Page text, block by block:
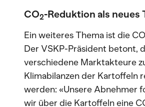
CO2-Reduktion als neues
Ein weiteres Thema ist die CO
Der VSKP-Präsident betont,
verschiedene Marktakteure
Klimabilanzen der Kartoffeln
werden: «Unsere Abnehmer
wir über die Kartoffeln eine